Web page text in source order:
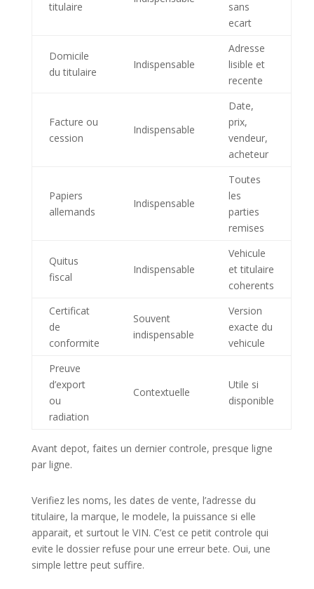
titulaire
sans
ecart
Domicile
du titulaire
Indispensable
Adresse
lisible et
recente
Facture ou
cession
Indispensable
Date,
prix,
vendeur,
acheteur
Papiers
allemands
Indispensable
Toutes
les
parties
remises
Quitus
fiscal
Indispensable
Vehicule
et titulaire
coherents
Certificat
de
conformite
Souvent
indispensable
Version
exacte du
vehicule
Preuve
d’export
ou
radiation
Contextuelle
Utile si
disponible
Avant depot, faites un dernier controle, presque ligne
par ligne.
Verifiez les noms, les dates de vente, l’adresse du
titulaire, la marque, le modele, la puissance si elle
apparait, et surtout le VIN. C’est ce petit controle qui
evite le dossier refuse pour une erreur bete. Oui, une
simple lettre peut suffire.